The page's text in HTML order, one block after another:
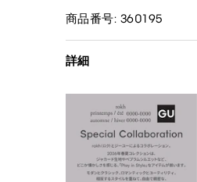
商品番号: 360195
詳細